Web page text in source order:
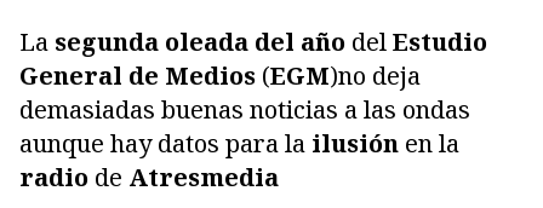
La segunda oleada del año delEstudio
General de Medios (EGM)no deja
demasiadas buenas noticias a las ondas
aunque hay datos para la ilusión en la
radio de Atresmedia